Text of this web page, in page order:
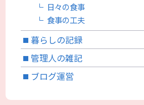
日々の食事
食事の工夫
暮らしの記録
管理人の雑記
ブログ運営